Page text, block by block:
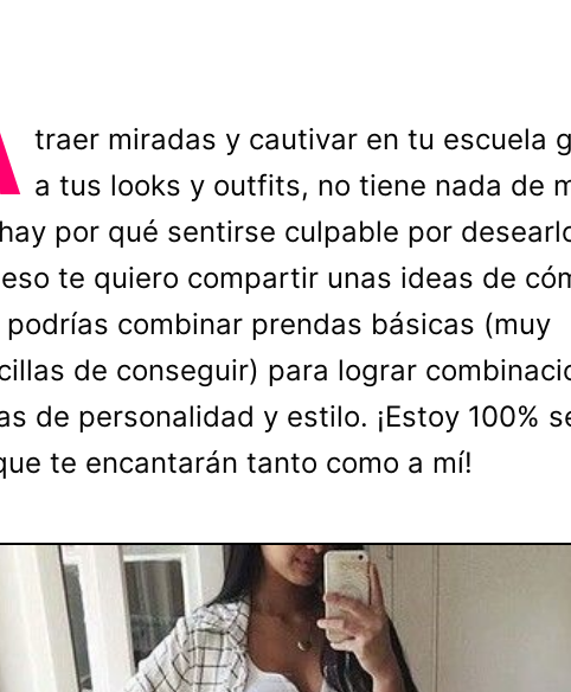
traer miradas y cautivar en tu escuela
a tus looks y outfits, no tiene nada de
hay por qué sentirse culpable por
te quiero compartir unas ideas de
podrías combinar prendas básicas (muy
de conseguir) para lograr
de personalidad y estilo. ¡Estoy 100%
te encantarán tanto como a mí!